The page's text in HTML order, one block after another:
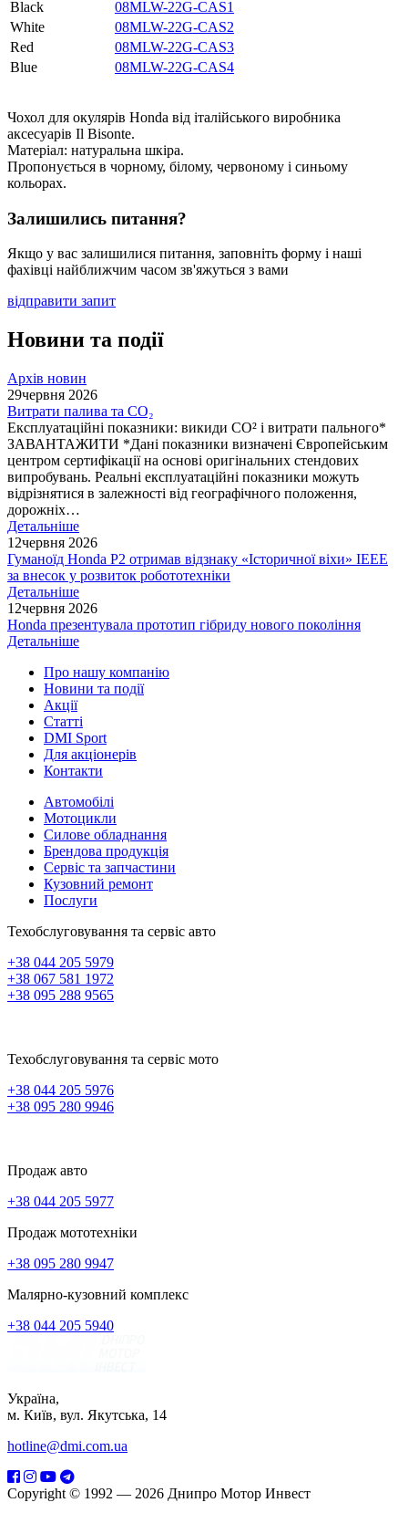
Black
08MLW-22G-CAS1
White
08MLW-22G-CAS2
Red
08MLW-22G-CAS3
Blue
08MLW-22G-CAS4
Чохол для окулярів Honda від італійського виробника
аксесуарів Il Bisonte.
Матеріал: натуральна шкіра.
Пропонується в чорному, білому, червоному і синьому
кольорах.
Залишились питання?
Якщо у вас залишилися питання, заповніть форму і наші
фахівці найближчим часом зв'яжуться з вами
відправити запит
Новини та події
Архів новин
29червня 2026
Витрати палива та CO₂
Експлуатаційні показники: викиди СО² і витрати пального*
ЗАВАНТАЖИТИ *Дані показники визначені Європейським
центром сертифікації на основі оригінальних стендових
випробувань. Реальні експлуатаційні показники можуть
відрізнятися в залежності від географічного положення,
дорожніх…
Детальніше
12червня 2026
Гуманоїд Honda P2 отримав відзнаку «Історичної віхи» IEEE
за внесок у розвиток робототехніки
Детальніше
12червня 2026
Honda презентувала прототип гібриду нового покоління
Детальніше
Про нашу компанію
Новини та події
Акції
Статті
DMI Sport
Для акціонерів
Контакти
Автомобілі
Мотоцикли
Силове обладнання
Брендова продукція
Сервіс та запчастини
Кузовний ремонт
Послуги
Техобслуговування та сервіс авто
+38 044 205 5979
+38 067 581 1972
+38 095 288 9565
Техобслуговування та сервіс мото
+38 044 205 5976
+38 095 280 9946
Продаж авто
+38 044 205 5977
Продаж мототехніки
+38 095 280 9947
Малярно-кузовний комплекс
+38 044 205 5940
Україна,
м. Київ, вул. Якутська, 14
hotline@dmi.com.ua
Copyright © 1992 — 2026 Днипро Мотор Инвест